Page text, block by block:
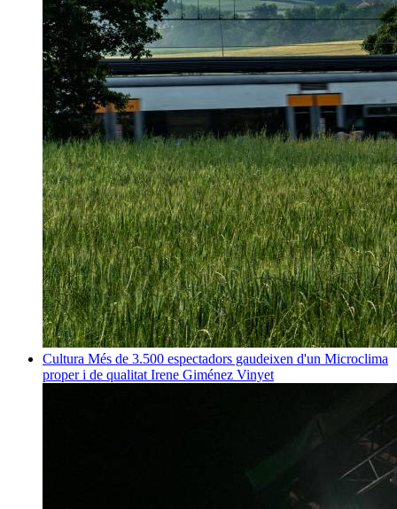
Cultura Més de 3.500 espectadors gaudeixen d'un Microclima
proper i de qualitat Irene Giménez Vinyet